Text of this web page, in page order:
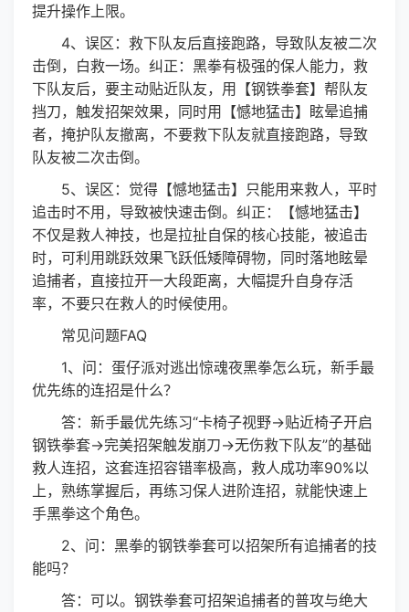
提升操作上限。
4、误区：救下队友后直接跑路，导致队友被二次
击倒，白救一场。纠正：黑拳有极强的保人能力，救
下队友后，要主动贴近队友，用【钢铁拳套】帮队友
挡刀，触发招架效果，同时用【憾地猛击】眩晕追捕
者，掩护队友撤离，不要救下队友就直接跑路，导致
队友被二次击倒。
5、误区：觉得【憾地猛击】只能用来救人，平时
追击时不用，导致被快速击倒。纠正：【憾地猛击】
不仅是救人神技，也是拉扯自保的核心技能，被追击
时，可利用跳跃效果飞跃低矮障碍物，同时落地眩晕
追捕者，直接拉开一大段距离，大幅提升自身存活
率，不要只在救人的时候使用。
常见问题FAQ
1、问：蛋仔派对逃出惊魂夜黑拳怎么玩，新手最
优先练的连招是什么？
答：新手最优先练习“卡椅子视野→贴近椅子开启
钢铁拳套→完美招架触发崩刀→无伤救下队友”的基础
救人连招，这套连招容错率极高，救人成功率90%以
上，熟练掌握后，再练习保人进阶连招，就能快速上
手黑拳这个角色。
2、问：黑拳的钢铁拳套可以招架所有追捕者的技
能吗？
答：可以。钢铁拳套可招架追捕者的普攻与绝大